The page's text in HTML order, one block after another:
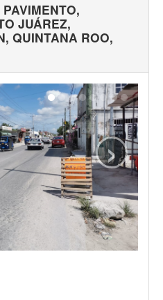
JUÁREZ,
QUINTANA ROO,
›